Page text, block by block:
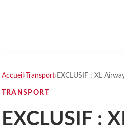
Accueil › Transport› EXCLUSIF : XL
TRANSPORT
EXCLUSIF :